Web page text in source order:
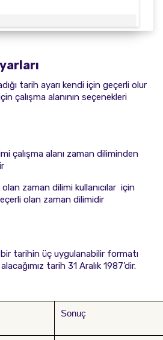
tarih ayarı kendi için geçerli olur
çalışma alanının seçenekleri
çalışma alanı zaman diliminden
olan zaman dilimi kullanıcılar için
olan zaman dilimidir
tarihin üç uygulanabilir formatı
tarih 31 Aralık 1987’dir.
Sonuç